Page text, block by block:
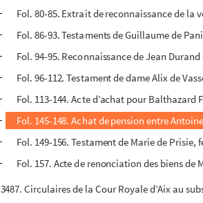
Fol. 80-85. Extrait de reconnaissance de la
Fol. 86-93. Testaments de Guillaume de
Fol. 94-95. Reconnaissance de Jean
Fol. 96-112. Testament de dame Alix de
Fol. 113-144. Acte d’achat pour Balthazard
Fol. 145-148. Achat de pension entre
Fol. 149-156. Testament de Marie de
Fol. 157. Acte de renonciation des biens de
3487. Circulaires de la Cour Royale d’Aix au